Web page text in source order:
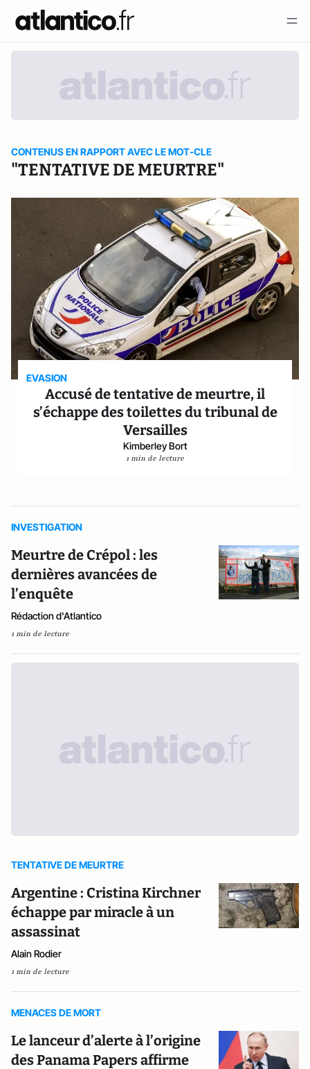
CONTENUS EN RAPPORT AVEC LE MOT-CLE
"TENTATIVE DE MEURTRE"
EVASION
Accusé de tentative de meurtre, il
s’échappe des toilettes du tribunal de
Versailles
Kimberley Bort
1 min de lecture
INVESTIGATION
Meurtre de Crépol : les
dernières avancées de
l’enquête
Rédaction d'Atlantico
1 min de lecture
TENTATIVE DE MEURTRE
Argentine : Cristina Kirchner
échappe par miracle à un
assassinat
Alain Rodier
1 min de lecture
MENACES DE MORT
Le lanceur d’alerte à l’origine
des Panama Papers affirme